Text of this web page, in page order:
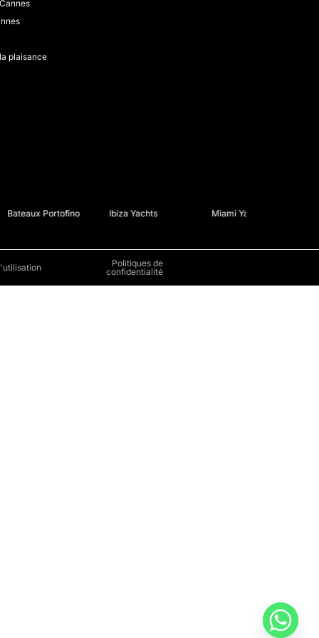
plaisance
Portofino Ibiza Yachts Miami Yachts
Politiques de
confidentialité